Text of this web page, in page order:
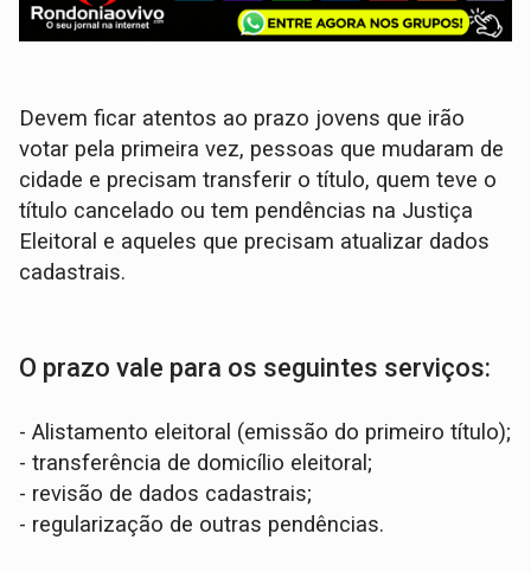
Devem ficar atentos ao prazo jovens que irão
votar pela primeira vez, pessoas que mudaram de
cidade e precisam transferir o título, quem teve o
título cancelado ou tem pendências na Justiça
Eleitoral e aqueles que precisam atualizar dados
cadastrais.
O prazo vale para os seguintes serviços:
- Alistamento eleitoral (emissão do primeiro título);
- transferência de domicílio eleitoral;
- revisão de dados cadastrais;
- regularização de outras pendências.